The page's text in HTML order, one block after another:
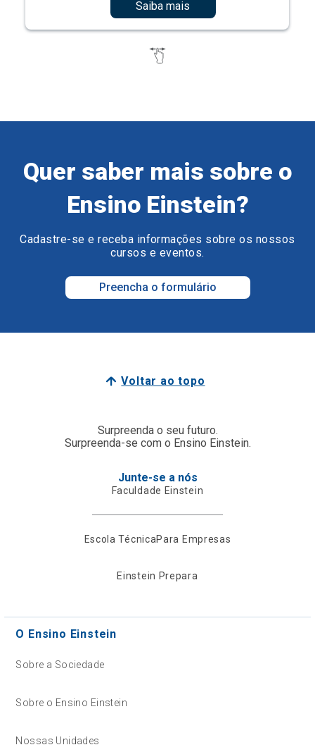
Saiba mais
Quer saber mais sobre o
Ensino Einstein?
Cadastre-se e receba informações sobre os nossos
cursos e eventos.
Preencha o formulário
Voltar ao topo
Surpreenda o seu futuro.
Surpreenda-se com o Ensino Einstein.
Junte-se a nós
Faculdade Einstein
Escola TécnicaPara Empresas
Einstein Prepara
O Ensino Einstein
Sobre a Sociedade
Sobre o Ensino Einstein
Nossas Unidades